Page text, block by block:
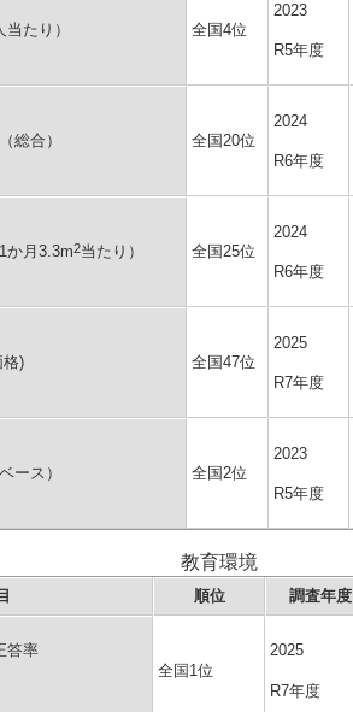
たり） 全国4位
2023
R5年度
総合） 全国20位
2024
R6年度
か月3.3m2当たり） 全国25位
2024
R6年度
格) 全国47位
2025
R7年度
ース） 全国2位
2023
R5年度
教育環境
順位 調査年度
率
全国1位
2025
R7年度